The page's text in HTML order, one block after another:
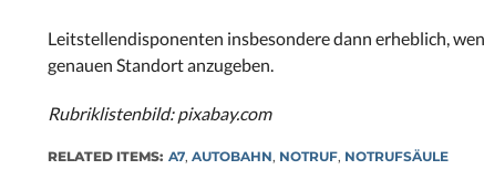
Leitstellendisponenten insbesondere dann erheblich,
genauen Standort anzugeben.
Rubriklistenbild: pixabay.com
RELATED ITEMS: A7, AUTOBAHN, NOTRUF, NOTRUFSÄULE